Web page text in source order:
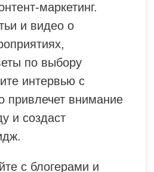
маркетинг.
и видео о
по выбору
интервью с
привлечет внимание
и создаст
с блогерами и